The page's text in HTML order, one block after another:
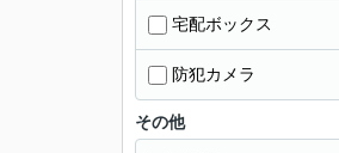
宅配ボックス
防犯カメラ
その他